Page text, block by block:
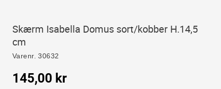
Skærm Isabella Domus sort/kobber H.14,5
cm
Varenr. 30632
145,00 kr